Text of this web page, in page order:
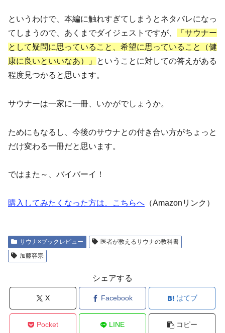
というわけで、本編に触れすぎてしまうとネタバレになっ
てしまうので、あくまでダイジェストですが、
「サウナー
として疑問に思っていること、希望に思っていること（健
康に良いといいなあ）」
ということに対しての答えがある
程度見つかると思います。
サウナーは一家に一冊、いかがでしょうか。
ためにもなるし、今後のサウナとの付き合い方がちょっと
だけ変わる一冊だと思います。
ではまた～、バイバーイ！
購入してみたくなった方は、こちらへ （Amazonリンク）
サウナ×ブックレビュー
医者が教えるサウナの教科書
加藤容宗
シェアする
X Facebook はてブ
Pocket LINE コピー